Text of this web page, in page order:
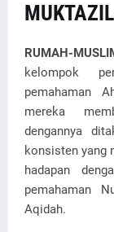
RUMAH-
kelompok
pemahaman
mereka
dengannya
konsisten yang
hadapan
pemahaman
Aqidah.